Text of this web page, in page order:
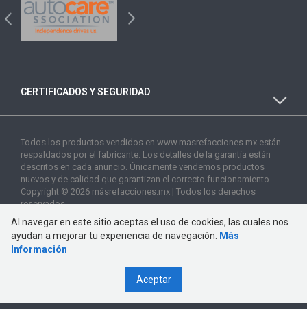
CERTIFICADOS Y SEGURIDAD
Todos los productos vendidos en www.masrefacciones.mx están
respaldados por el fabricante. Los detalles de la garantía están
descritos en cada anuncio. Únicamente vendemos productos
nuevos y de calidad que garantizan el correcto funcionamiento.
Copyright © 2026 másrefacciones.mx | Todos los derechos
reservados
Al navegar en este sitio aceptas el uso de cookies, las cuales nos
ayudan a mejorar tu experiencia de navegación.
Más
Información
Aceptar